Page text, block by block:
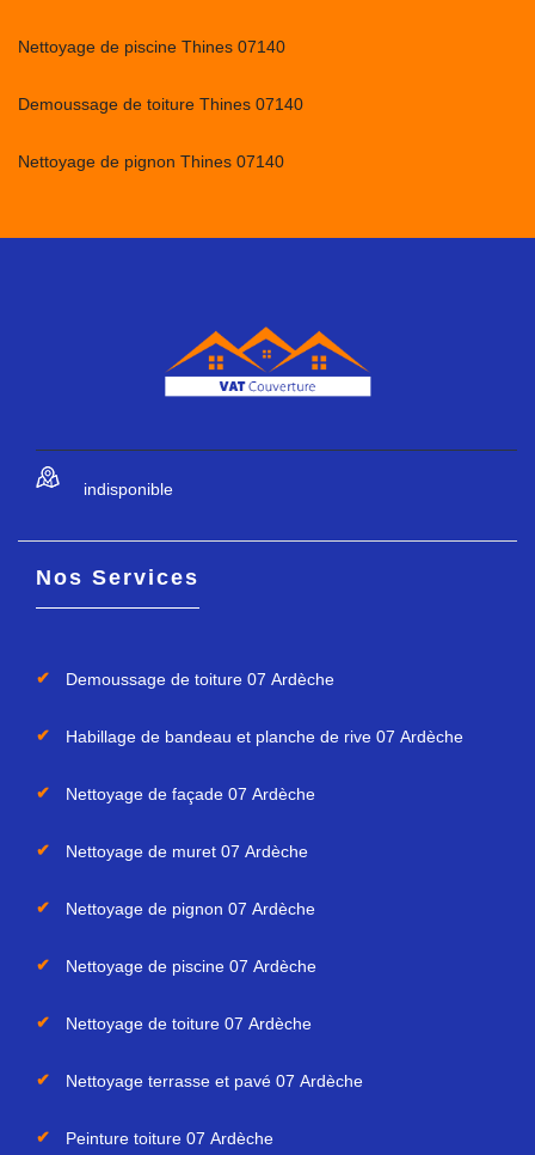
Nettoyage de piscine Thines 07140
Demoussage de toiture Thines 07140
Nettoyage de pignon Thines 07140
indisponible
Nos Services
Demoussage de toiture 07 Ardèche
Habillage de bandeau et planche de rive 07 Ardèche
Nettoyage de façade 07 Ardèche
Nettoyage de muret 07 Ardèche
Nettoyage de pignon 07 Ardèche
Nettoyage de piscine 07 Ardèche
Nettoyage de toiture 07 Ardèche
Nettoyage terrasse et pavé 07 Ardèche
Peinture toiture 07 Ardèche